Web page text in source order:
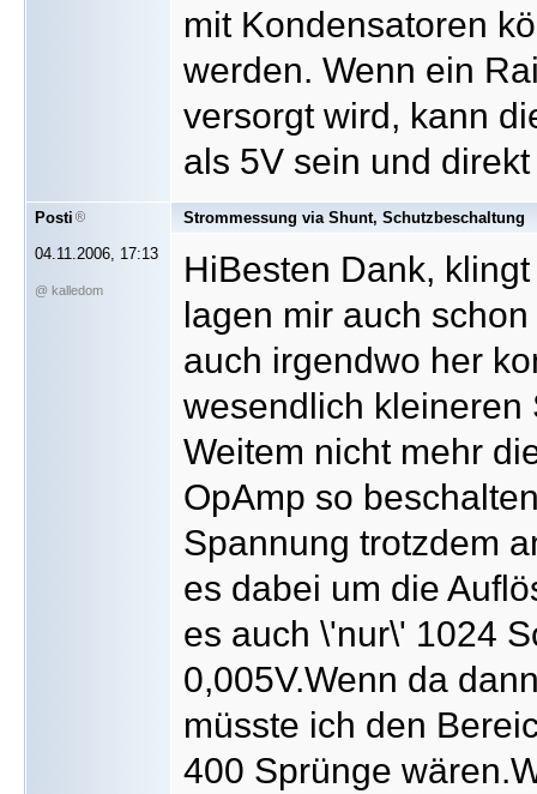
mit Kondensatoren
werden. Wenn ein
versorgt wird, kann
als 5V sein und
Posti
04.11.2006, 17:13
@ kalledom
Strommessung via Shunt, Schutzbeschaltung
HiBesten Dank,
lagen mir auch
auch irgendwo her
wesendlich kleineren
Weitem nicht mehr
OpAmp so
Spannung trotzdem
es dabei um die
es auch \'nur\' 1024
0,005V.Wenn da
müsste ich den
400 Sprünge